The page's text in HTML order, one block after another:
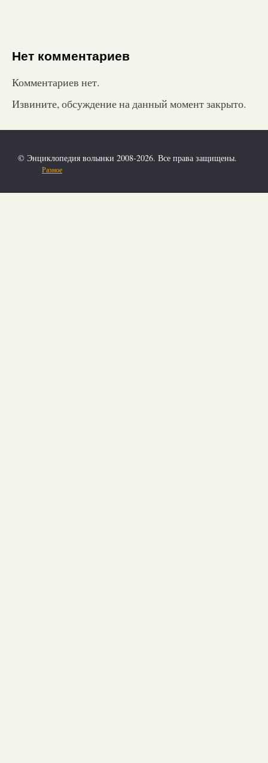
Нет комментариев
Комментариев нет.
Извините, обсуждение на данный момент закрыто.
© Энциклопедия волынки 2008-2026. Все права защищены.
Разное